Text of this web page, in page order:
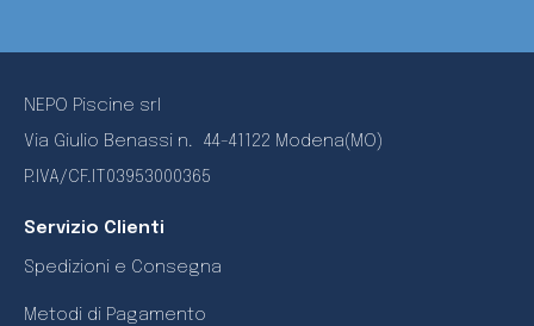
NEPO Piscine srl
Via Giulio Benassi n.
44-41122 Modena(MO)
P.IVA/CF.IT03953000365
Servizio Clienti
Spedizioni e Consegna
Metodi di Pagamento